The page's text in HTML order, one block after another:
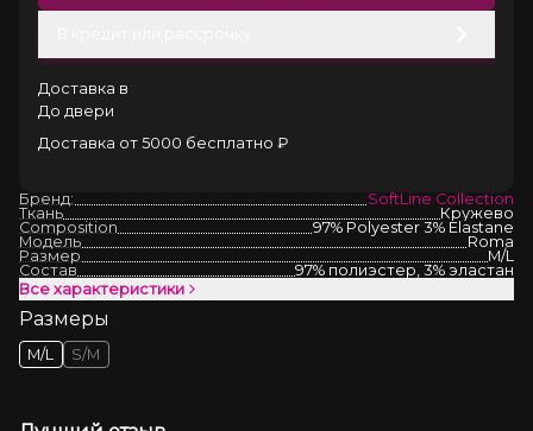
Доставка в
До двери
Доставка от 5000 бесплатно ₽
Бренд:
SoftLine Collection
Ткань
Кружево
Composition
97% Polyester 3% Elastane
Модель
Roma
Размер
M/L
Состав
97% полиэстер, 3% эластан
Все характеристики
Размеры
M/L S/M